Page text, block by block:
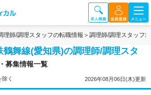
理師/調理スタッフの転職情報 調理師/調理スタッフ
舞線(愛知県)の調理師/調理スタ
募集情報一覧
く 2026年08月06日(木)更新